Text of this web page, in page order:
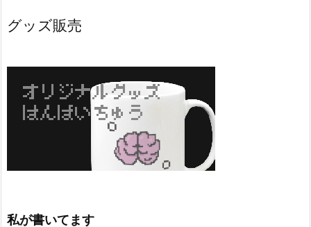
グッズ販売
私が書いてます